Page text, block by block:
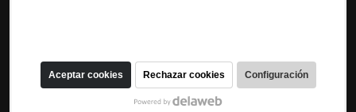
Aceptar cookies Rechazar cookies Configuración